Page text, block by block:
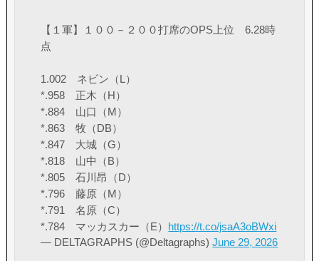
【１軍】１００－２００打席のOPS上位 6.28時
点
1.002 ネビン（L）
*.958 正木（H）
*.884 山口（M）
*.863 牧（DB）
*.847 大城（G）
*.818 山中（B）
*.805 石川昂（D）
*.796 藤原（M）
*.791 名原（C）
*.784 マッカスカー（E） https://t.co/jsaA3oBWxi
— DELTAGRAPHS (@Deltagraphs)June 29, 2026